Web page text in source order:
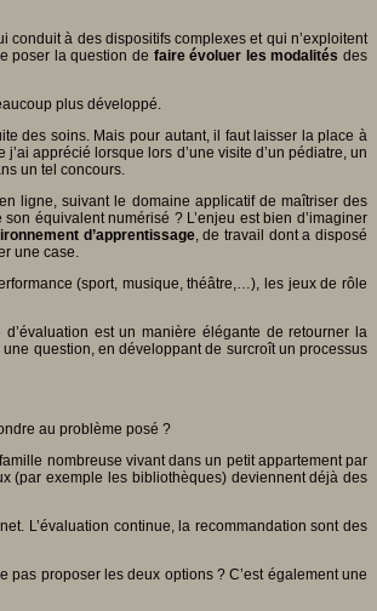
à des dispositifs complexes et qui n’exploitent
poser la question de faire évoluer les modalités des
plus développé.
des soins. Mais pour autant, il faut laisser la place à
apprécié lorsque lors d’une visite d’un pédiatre, un
un tel concours.
ligne, suivant le domaine applicatif de maîtriser des
équivalent numérisé ? L’enjeu est bien d’imaginer
d’apprentissage, de travail dont a disposé
une case.
(sport, musique, théâtre,…), les jeux de rôle
est un manière élégante de retourner la
question, en développant de surcroît un processus
au problème posé ?
nombreuse vivant dans un petit appartement par
(par exemple les bibliothèques) deviennent déjà des
L’évaluation continue, la recommandation sont des
pas proposer les deux options ? C’est également une